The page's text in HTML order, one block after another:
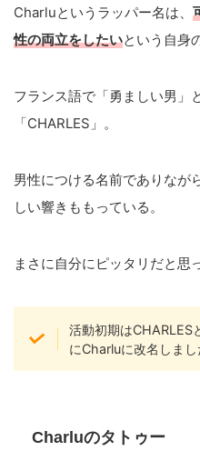
Charluというラッパー名は、
性の両立をしたいという自身
フランス語で「勇ましい男」
「CHARLES」。
男性につける名前でありなが
しい響きももっている。
まさに自分にピッタリだと思
活動初期は
にCharluに改名しまし
Charluのタトゥー